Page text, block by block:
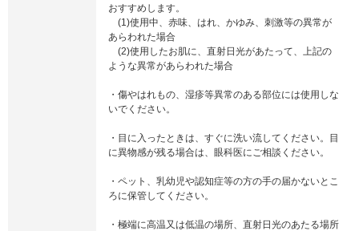
おすすめします。
(1)使用中、赤味、はれ、かゆみ、刺激等の異常が
あらわれた場合
(2)使用したお肌に、直射日光があたって、上記の
ような異常があらわれた場合
・傷やはれもの、湿疹等異常のある部位には使用しな
いでください。
・目に入ったときは、すぐに洗い流してください。目
に異物感が残る場合は、眼科医にご相談ください。
・ペット、乳幼児や認知症等の方の手の届かないとこ
ろに保管してください。
・極端に高温又は低温の場所、直射日光のあたる場所